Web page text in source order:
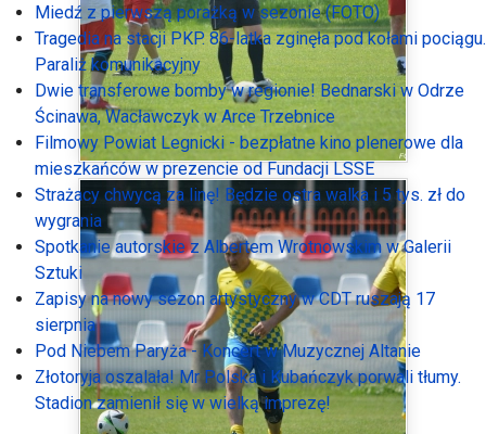
Miedź z pierwszą porażką w sezonie (FOTO)
Tragedia na stacji PKP. 86-latka zginęła pod kołami pociągu.
Paraliż komunikacyjny
Dwie transferowe bomby w regionie! Bednarski w Odrze
Ścinawa, Wacławczyk w Arce Trzebnice
Filmowy Powiat Legnicki - bezpłatne kino plenerowe dla
mieszkańców w prezencie od Fundacji LSSE
Strażacy chwycą za linę! Będzie ostra walka i 5 tys. zł do
wygrania
Spotkanie autorskie z Albertem Wrotnowskim w Galerii
Sztuki
Zapisy na nowy sezon artystyczny w CDT ruszają 17
sierpnia
Pod Niebem Paryża - Koncert w Muzycznej Altanie
Złotoryja oszalała! Mr Polska i Kubańczyk porwali tłumy.
Stadion zamienił się w wielką imprezę!